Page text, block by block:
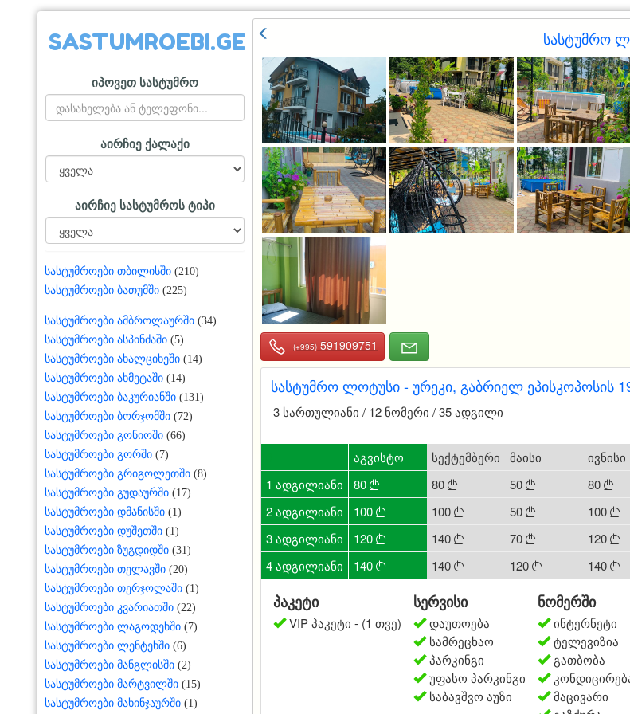
SASTUMROEBI.GE
იპოვეთ სასტუმრო
აირჩიე ქალაქი
აირჩიე სასტუმროს ტიპი
სასტუმროები თბილისში (210)
სასტუმროები ბათუმში (225)
სასტუმროები ამბროლაურში (34)
სასტუმროები ასპინძაში (5)
სასტუმროები ახალციხეში (14)
სასტუმროები ახმეტაში (14)
სასტუმროები ბაკურიანში (131)
სასტუმროები ბორჯომში (72)
სასტუმროები გონიოში (66)
სასტუმროები გორში (7)
სასტუმროები გრიგოლეთში (8)
სასტუმროები გუდაურში (17)
სასტუმროები დმანისში (1)
სასტუმროები დუშეთში (1)
სასტუმროები ზუგდიდში (31)
სასტუმროები თელავში (20)
სასტუმროები თერჯოლაში (1)
სასტუმროები კვარიათში (22)
სასტუმროები ლაგოდეხში (7)
სასტუმროები ლენტეხში (6)
სასტუმროები მანგლისში (2)
სასტუმროები მარტვილში (15)
სასტუმროები მახინჯაურში (1)
სასტუმრო
(+995) 591909751
სასტუმრო ლოტუსი - ურეკი, გაბრიელ ეპისკოპოსის
3 სართულიანი / 12 ნომერი / 35 ადგილი
1 ადგილიანი
2 ადგილიანი
3 ადგილიანი
4 ადგილიანი
აგვისტო
80 
100 
120 
140 
სექტემბერი
80 
100 
140 
140 
მაისი
50 
50 
70 
120 
ივნისი
80 
100 
120 
140 
პაკეტი
VIP პაკეტი - (1 თვე)
სერვისი
დაუთოება
სამრეცხაო
პარკინგი
უფასო პარკინგი
საბავშვო აუზი
ნომერში
ინტერნეტი
ტელევიზია
გათბობა
მაცივარი